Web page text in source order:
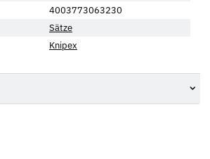
4003773063230
Sätze
Knipex